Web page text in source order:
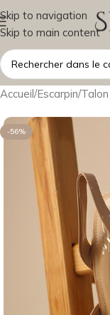
Skip to navigation
Skip to main content
Accueil/Escarpin/
-56%